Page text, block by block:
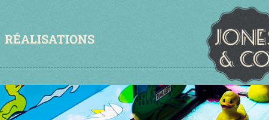
RÉALISATIONS